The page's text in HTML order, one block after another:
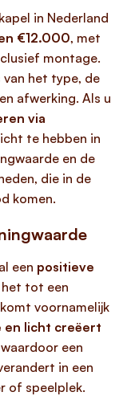
in Nederland
€12.000, met
montage.
van het type, de
afwerking. Als u
via
te hebben in
en de
die in de
komen.
een positieve
tot een
voornamelijk
en licht creëert
een
in een
of speelplek.